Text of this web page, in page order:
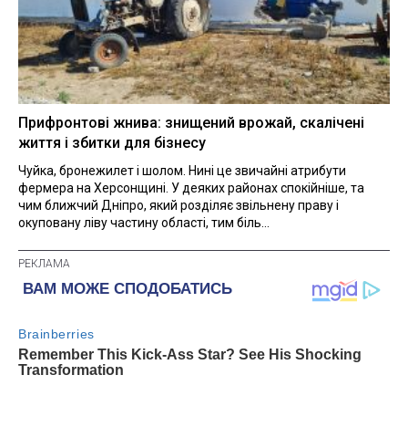
Прифронтові жнива: знищений врожай, скалічені
життя і збитки для бізнесу
Чуйка, бронежилет і шолом. Нині це звичайні атрибути
фермера на Херсонщині. У деяких районах спокійніше, та
чим ближчий Дніпро, який розділяє звільнену праву і
окуповану ліву частину області, тим біль...